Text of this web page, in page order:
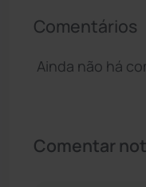
Comentários
Ainda não há
Comentar